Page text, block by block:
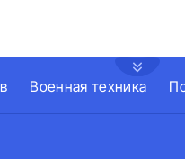
Военная техника